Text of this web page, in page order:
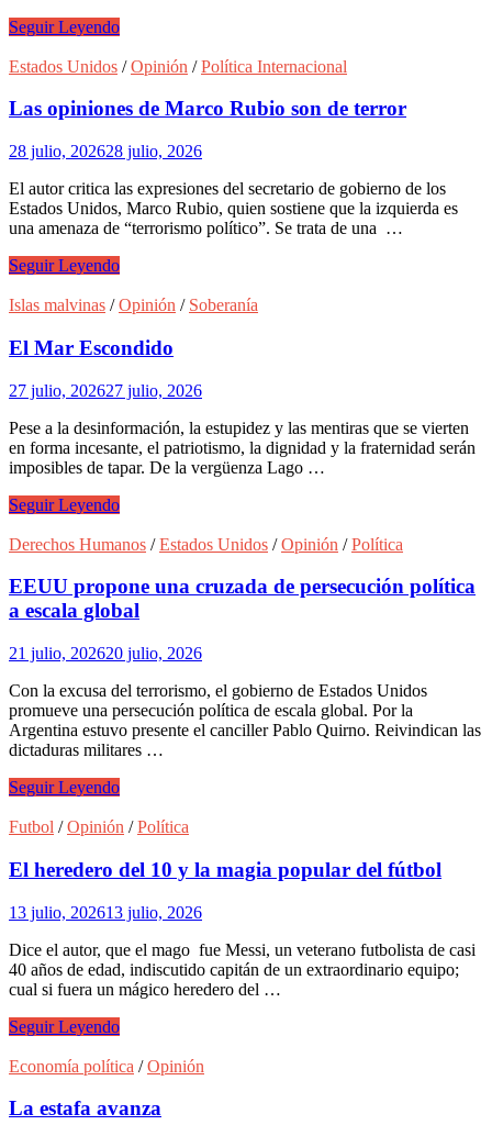
Donald
presiona
aumentar
en
defensa
en
la
región
Seguir Leyendo
Estados Unidos /Opinión /Política Internacional
Las opiniones de Marco Rubio son de terror
28 julio, 202628 julio, 2026
El autor critica las expresiones del secretario de gobierno de los
Estados Unidos, Marco Rubio, quien sostiene que la izquierda es
una amenaza de “terrorismo político”. Se trata de una …
Las
de
Rubio
son
de
terror
Seguir Leyendo
Islas malvinas /Opinión / Soberanía
El Mar Escondido
27 julio, 202627 julio, 2026
Pese a la desinformación, la estupidez y las mentiras que se vierten
en forma incesante, el patriotismo, la dignidad y la fraternidad serán
imposibles de tapar. De la vergüenza Lago …
El
Escondido
Seguir Leyendo
Derechos Humanos /Estados Unidos /Opinión /Política
EEUU propone una cruzada de persecución política
a escala global
21 julio, 202620 julio, 2026
Con la excusa del terrorismo, el gobierno de Estados Unidos
promueve una persecución política de escala global. Por la
Argentina estuvo presente el canciller Pablo Quirno. Reivindican las
dictaduras militares …
EEUU
una
de
persecución
política
a
escala
global
Seguir Leyendo
Futbol /Opinión /Política
El heredero del 10 y la magia popular del fútbol
13 julio, 202613 julio, 2026
Dice el autor, que el mago fue Messi, un veterano futbolista de casi
40 años de edad, indiscutido capitán de un extraordinario equipo;
cual si fuera un mágico heredero del …
El
del
y
Seguir Leyendo
Economía política /Opinión
La estafa avanza